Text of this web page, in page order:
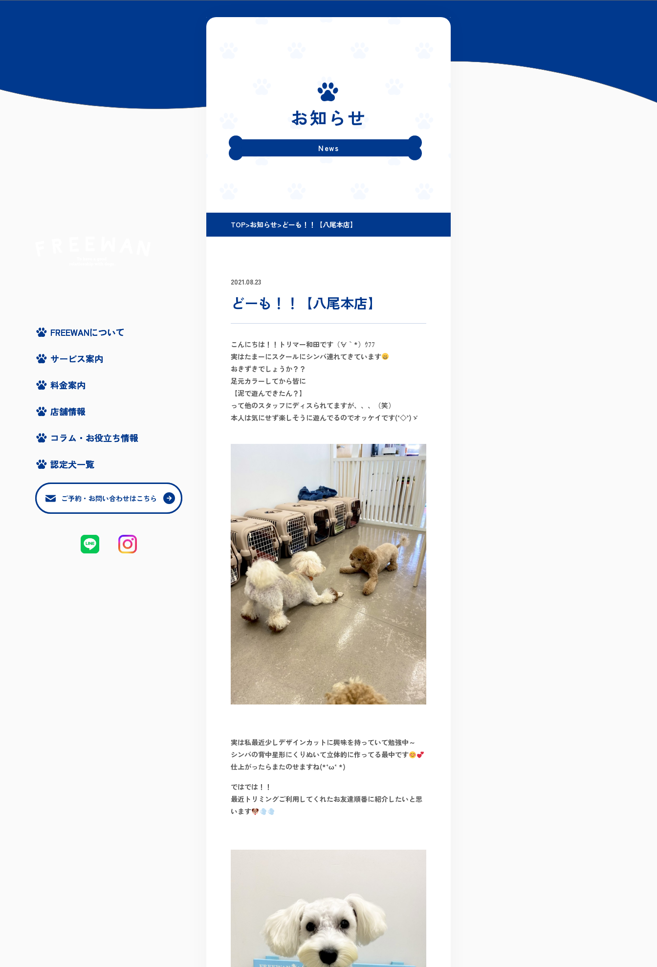
FREEWANについて
サービス案内
料金案内
店舗情報
コラム・お役立ち情報
認定犬一覧
ご予約・お問い合わせはこちら
FREEWANについて
サービス案内
料金案内
店舗情報
コラム・お役立ち情報
認定犬一覧
ご予約・お問い合わせはこちら
お知らせ
News
TOP>お知らせ> どーも！！【八尾本店】
2021.08.23
どーも！！【八尾本店】
こんにちは！！トリマー和田です（´∀｀*）ｳﾌﾌ
実はたまーにスクールにシンバ連れてきています
おきずきでしょうか？？
足元カラーしてから皆に
【泥で遊んできたん？】
って他のスタッフにディスられてますが、、、（笑）
本人は気にせず楽しそうに遊んでるのでオッケイです(‘◇’)ゞ
実は私最近少しデザインカットに興味を持っていて勉強中～
シンバの背中星形にくりぬいて立体的に作ってる最中です
仕上がったらまたのせますね(*‘ω‘ *)
ではでは！！
最近トリミングご利用してくれたお友達順番に紹介したいと思
います